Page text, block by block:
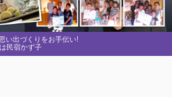
い出づくりをお手伝い!
民宿かず子